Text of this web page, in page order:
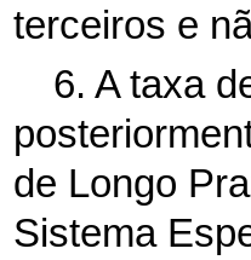
terceiros e
6. A taxa
de Longo
Sistema